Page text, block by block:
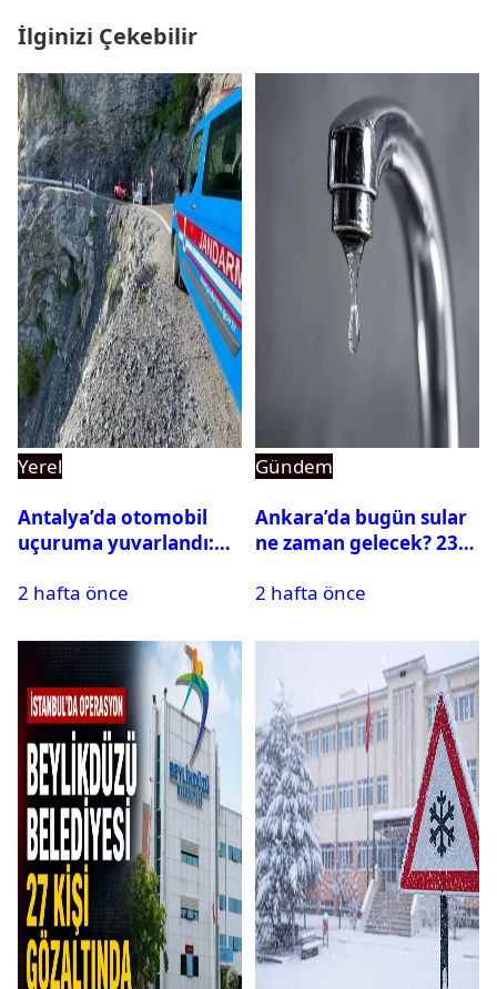
İlginizi Çekebilir
Yerel
Antalya’da otomobil
uçuruma yuvarlandı:
var
2 hafta önce
Gündem
Ankara’da bugün sular
ne zaman gelecek? 23
su kesintisi sorgulama
2 hafta önce